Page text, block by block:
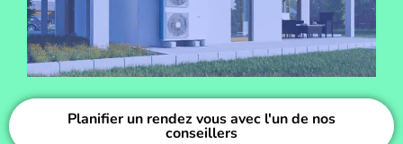
Planifier un rendez vous avec l'un de nos
conseillers